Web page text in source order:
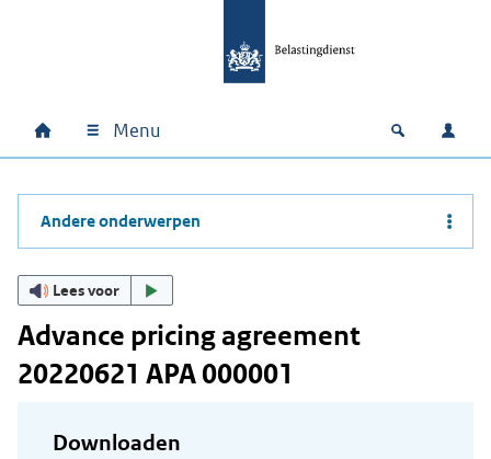
Hoofdnavigatie
Home Menu Open
Andere onderwerpen
Lees voor
Advance pricing agreement
20220621 APA 000001
Downloaden